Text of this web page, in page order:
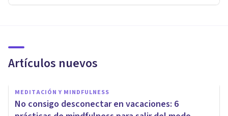
Artículos nuevos
MEDITACIÓN Y MINDFULNESS
No consigo desconectar en vacaciones: 6